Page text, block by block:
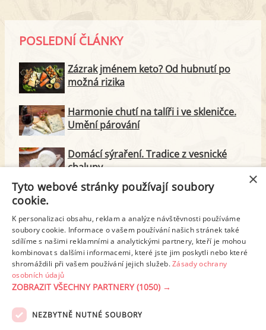
POSLEDNÍ ČLÁNKY
Zázrak jménem keto? Od hubnutí po
možná rizika
Harmonie chutí na talíři i ve skleničce.
Umění párování
Domácí sýraření. Tradice z vesnické
chalupy
Majonéza jako královna teplé kuchyně
Proteinové svačinky za zlomek ceny.
Vyrobte si je doma
×
Tyto webové stránky používají soubory
cookie.
K personalizaci obsahu, reklam a analýze návštěvnosti používáme
soubory cookie. Informace o vašem používání našich stránek také
sdílíme s našimi reklamními a analytickými partnery, kteří je mohou
kombinovat s dalšími informacemi, které jste jim poskytli nebo které
shromáždili při vašem používání jejich služeb.Zásady ochrany
osobních údajů
ZOBRAZIT VŠECHNY PARTNERY(1050) →
NEZBYTNĚ NUTNÉ SOUBORY